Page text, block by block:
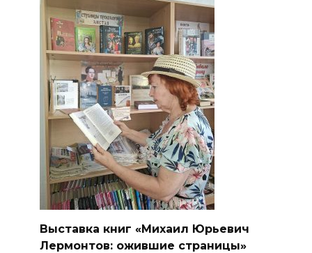
Выставка книг «Михаил Юрьевич
Лермонтов: ожившие страницы»